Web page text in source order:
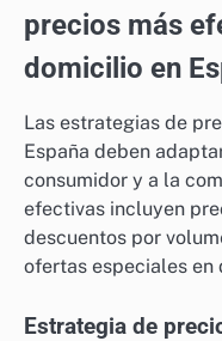
precios más
domicilio en
Las estrategias de
España deben
consumidor y a la
efectivas incluyen
descuentos por
ofertas especiales en
Estrategia de